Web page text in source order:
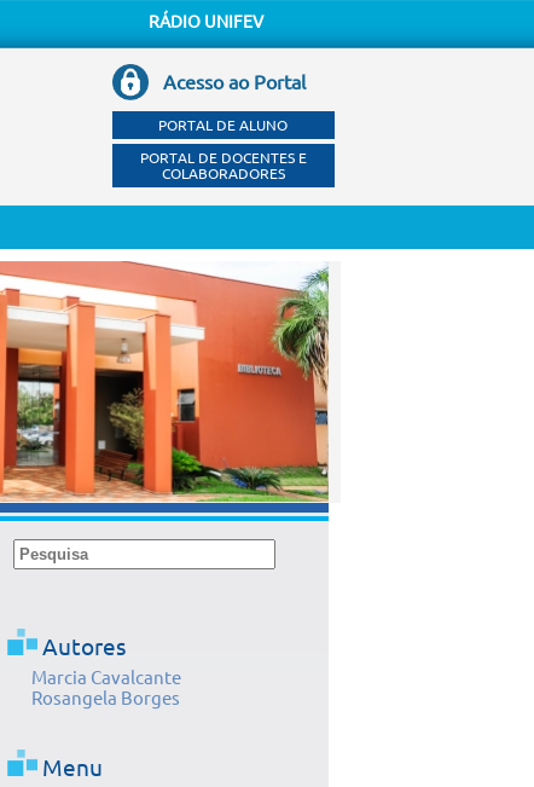
RÁDIO UNIFEV
Acesso ao Portal
PORTAL DE ALUNO
PORTAL DE DOCENTES E
COLABORADORES
Autores
Marcia Cavalcante
Rosangela Borges
Menu